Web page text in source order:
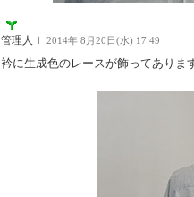
管理人Ｉ 2014年 8月20日(水) 17:49
衿に生成色のレースが飾ってありま